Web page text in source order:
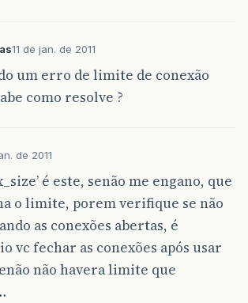
11 de jan. de 2011
um erro de limite de conexão
como resolve ?
de 2011
é este, senão me engano, que
o limite, porem verifique se não
as conexões abertas, é
vc fechar as conexões após usar
não havera limite que